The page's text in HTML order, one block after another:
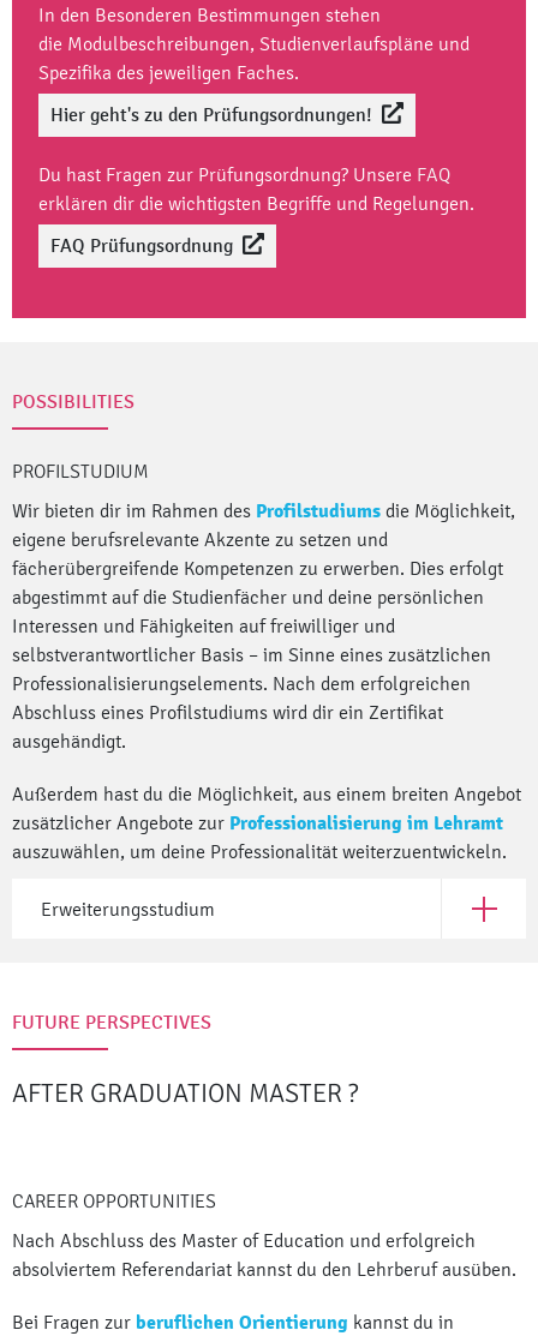
In den Besonderen Bestimmungen stehen
die Modulbeschreibungen, Studienverlaufspläne und
Spezifika des jeweiligen Faches.
Hier geht's zu den Prüfungsordnungen!
Du hast Fragen zur Prüfungsordnung? Unsere FAQ
erklären dir die wichtigsten Begriffe und Regelungen.
FAQ Prüfungsordnung
POSSIBILITIES
PROFILSTUDIUM
Wir bieten dir im Rahmen des Profilstudiums die Möglichkeit,
eigene berufsrelevante Akzente zu setzen und
fächerübergreifende Kompetenzen zu erwerben. Dies erfolgt
abgestimmt auf die Studienfächer und deine persönlichen
Interessen und Fähigkeiten auf freiwilliger und
selbstverantwortlicher Basis – im Sinne eines zusätzlichen
Professionalisierungselements. Nach dem erfolgreichen
Abschluss eines Profilstudiums wird dir ein Zertifikat
ausgehändigt.
Außerdem hast du die Möglichkeit, aus einem breiten Angebot
zusätzlicher Angebote zur Professionalisierung im Lehramt
auszuwählen, um deine Professionalität weiterzuentwickeln.
Erweiterungsstudium Open
FUTURE PERSPECTIVES
AFTER GRADUATION MASTER ?
CAREER OPPORTUNITIES
Nach Abschluss des Master of Education und erfolgreich
absolviertem Referendariat kannst du den Lehrberuf ausüben.
Bei Fragen zur beruflichen Orientierung kannst du in